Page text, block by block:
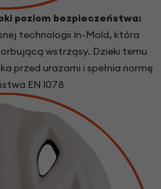
poziom bezpieczeństwa:
technologii In-Mold, która
wstrząsy. Dzieki temu
przed urazami i spełnia normę
EN 1078